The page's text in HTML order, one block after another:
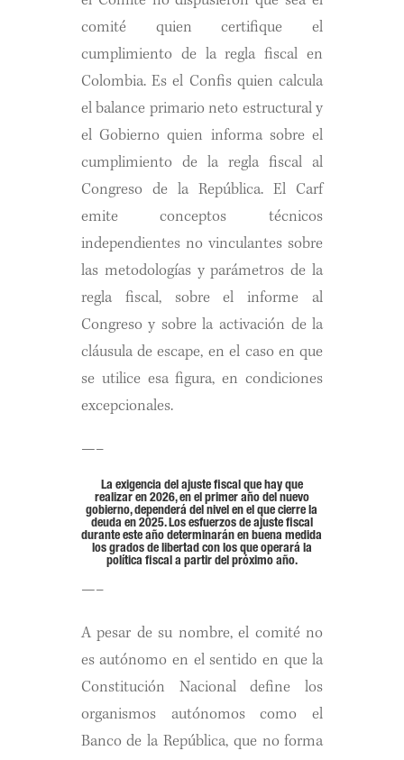
comité quien certifique el
cumplimiento de la regla fiscal en
Colombia. Es el Confis quien calcula
el balance primario neto estructural y
el Gobierno quien informa sobre el
cumplimiento de la regla fiscal al
Congreso de la República. El Carf
emite conceptos técnicos
independientes no vinculantes sobre
las metodologías y parámetros de la
regla fiscal, sobre el informe al
Congreso y sobre la activación de la
cláusula de escape, en el caso en que
se utilice esa figura, en condiciones
excepcionales.
—–
La exigencia del ajuste fiscal que hay que
realizar en 2026, en el primer año del nuevo
gobierno, dependerá del nivel en el que cierre la
deuda en 2025. Los esfuerzos de ajuste fiscal
durante este año determinarán en buena medida
los grados de libertad con los que operará la
política fiscal a partir del próximo año.
—–
A pesar de su nombre, el comité no
es autónomo en el sentido en que la
Constitución Nacional define los
organismos autónomos como el
Banco de la República, que no forma